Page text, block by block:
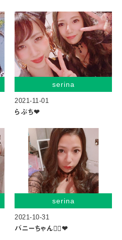
serina
2021-11-01
らぶち❤︎
serina
2021-10-31
バニーちゃん👯‍♀️❤︎